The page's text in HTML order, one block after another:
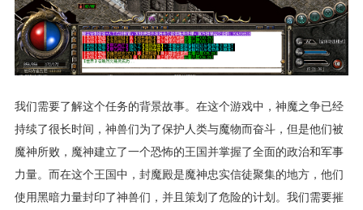
我们需要了解这个任务的背景故事。在这个游戏中，神魔之争已经
持续了很长时间，神兽们为了保护人类与魔物而奋斗，但是他们被
魔神所败，魔神建立了一个恐怖的王国并掌握了全面的政治和军事
力量。而在这个王国中，封魔殿是魔神忠实信徒聚集的地方，他们
使用黑暗力量封印了神兽们，并且策划了危险的计划。我们需要摧